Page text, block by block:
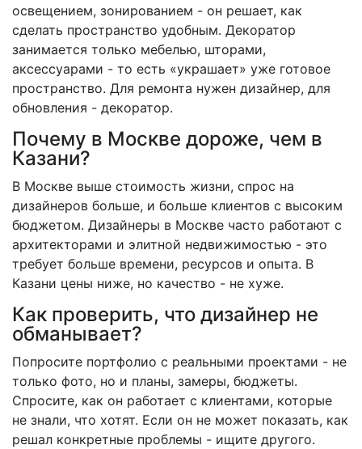
освещением, зонированием - он решает, как
сделать пространство удобным. Декоратор
занимается только мебелью, шторами,
аксессуарами - то есть «украшает» уже готовое
пространство. Для ремонта нужен дизайнер, для
обновления - декоратор.
Почему в Москве дороже, чем в
Казани?
В Москве выше стоимость жизни, спрос на
дизайнеров больше, и больше клиентов с высоким
бюджетом. Дизайнеры в Москве часто работают с
архитекторами и элитной недвижимостью - это
требует больше времени, ресурсов и опыта. В
Казани цены ниже, но качество - не хуже.
Как проверить, что дизайнер не
обманывает?
Попросите портфолио с реальными проектами - не
только фото, но и планы, замеры, бюджеты.
Спросите, как он работает с клиентами, которые
не знали, что хотят. Если он не может показать, как
решал конкретные проблемы - ищите другого.